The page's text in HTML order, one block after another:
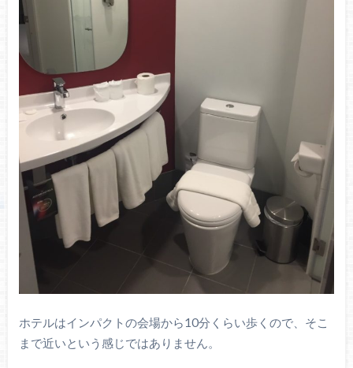
ホテルはインパクトの会場から10分くらい歩くので、そこ
まで近いという感じではありません。